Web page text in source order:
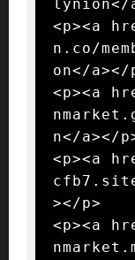
lynion</
<p><a
n.co/
on</a></
<p><a
n</a></
<p><a
></p>
<p><a